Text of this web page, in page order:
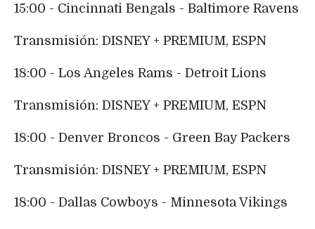
15:00 - Cincinnati Bengals - Baltimore Ravens
Transmisión: DISNEY + PREMIUM, ESPN
18:00 - Los Angeles Rams - Detroit Lions
Transmisión: DISNEY + PREMIUM, ESPN
18:00 - Denver Broncos - Green Bay Packers
Transmisión: DISNEY + PREMIUM, ESPN
18:00 - Dallas Cowboys - Minnesota Vikings